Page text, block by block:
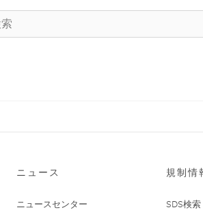
ニュース
ニュースセンター
規制情
SDS検索